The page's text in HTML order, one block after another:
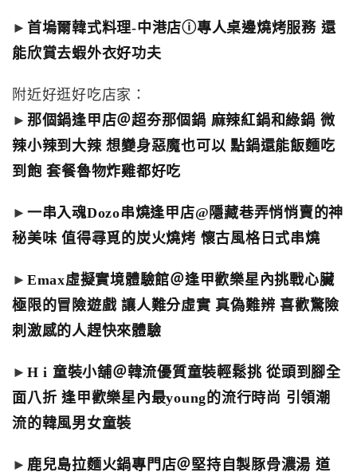
► 首塢爾韓式料理-中港店ⓘ專人桌邊燒烤服務 還
能欣賞去蝦外衣好功夫
附近好逛好吃店家：
► 那個鍋逢甲店＠超夯那個鍋 麻辣紅鍋和綠鍋 微
辣小辣到大辣 想變身惡魔也可以 點鍋還能飯麵吃
到飽 套餐魯物炸雞都好吃
► 一串入魂Dozo串燒逢甲店@隱藏巷弄悄悄賣的神
秘美味 值得尋覓的炭火燒烤 懷古風格日式串燒
► Emax虛擬實境體驗館＠逢甲歡樂星內挑戰心臟
極限的冒險遊戲 讓人難分虛實 真偽難辨 喜歡驚險
刺激感的人趕快來體驗
► H i 童裝小舖＠韓流優質童裝輕鬆挑 從頭到腳全
面八折 逢甲歡樂星內最young的流行時尚 引領潮
流的韓風男女童裝
► 鹿兒島拉麵火鍋專門店＠堅持自製豚骨濃湯 道